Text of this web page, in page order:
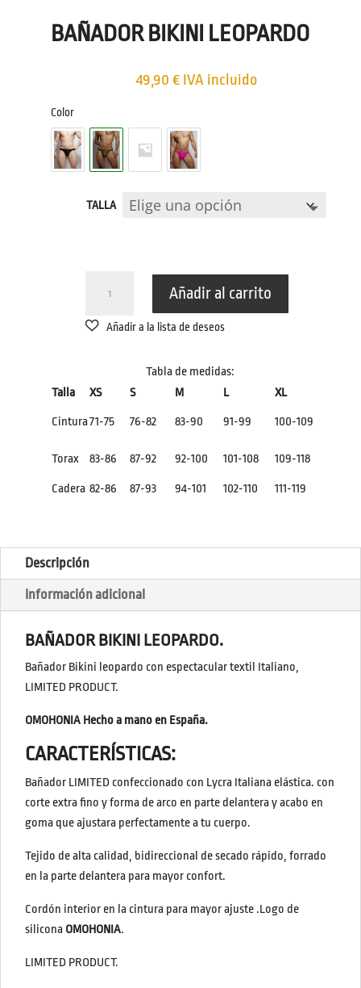
BAÑADOR BIKINI LEOPARDO
49,90€ IVA incluido
Color
TALLA
BIKINI
LEOPARDO
Añadir al carrito
Tabla de medidas:
Talla
XS S M L XL
Cintura71-75 76-82 83-90 91-99 100-109
Torax 83-86 87-92 92-100 101-108 109-118
Cadera 82-86 87-93 94-101 102-110 111-119
Descripción
Información adicional
BAÑADOR BIKINI LEOPARDO.
Bañador Bikini leopardo con espectacular textil Italiano,
LIMITED PRODUCT.
OMOHONIA Hecho a mano en España.
CARACTERÍSTICAS:
Bañador LIMITED confeccionado con Lycra Italiana elástica. con
corte extra fino y forma de arco en parte delantera y acabo en
goma que ajustara perfectamente a tu cuerpo.
Tejido de alta calidad, bidireccional de secado rápido, forrado
en la parte delantera para mayor confort.
Cordón interior en la cintura para mayor ajuste .Logo de
silicona OMOHONIA.
LIMITED PRODUCT.